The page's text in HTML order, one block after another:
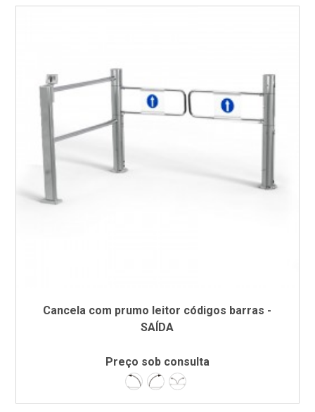
Cancela com prumo leitor códigos barras -
SAÍDA
Preço sob consulta
Esquerda
DireitaDupla